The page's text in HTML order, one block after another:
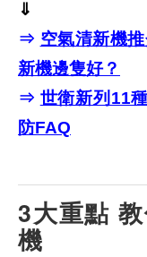
⇓
⇒ 空氣清新機
新機邊隻好？
⇒ 世衛新列11
防FAQ
3大重點
機